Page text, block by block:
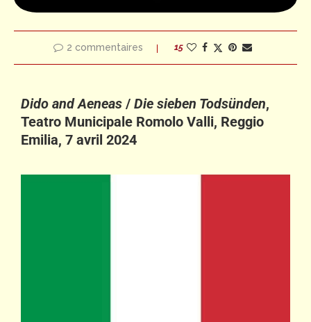
2 commentaires 15
Dido and Aeneas / Die sieben Todsünden,
Teatro Municipale Romolo Valli, Reggio
Emilia, 7 avril 2024